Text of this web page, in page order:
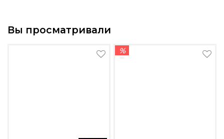
Вы просматривали
%